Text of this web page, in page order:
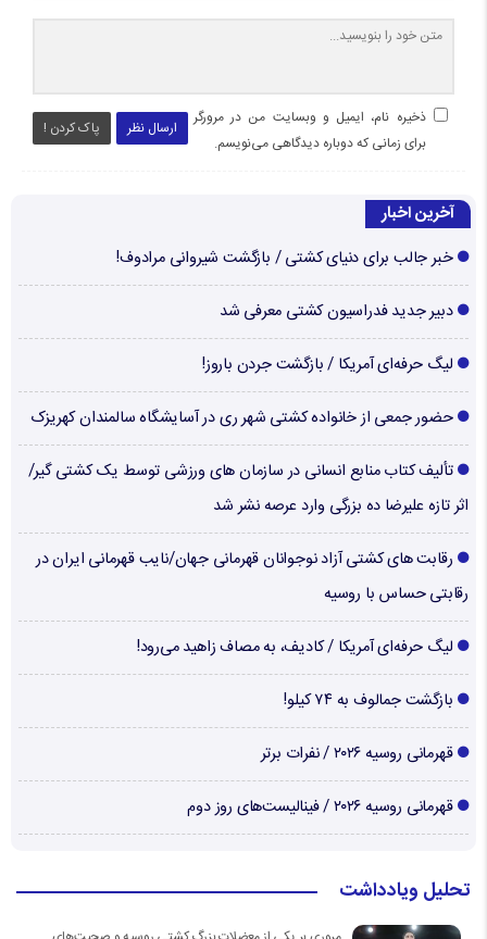
ارسال نظر پاک کردن !
ذخیره نام، ایمیل و وبسایت من در مرورگر
برای زمانی که دوباره دیدگاهی می‌نویسم.
آخرین اخبار
خبر جالب برای دنیای کشتی / بازگشت شیروانی مرادوف!
دبیر جدید فدراسیون کشتی معرفی شد
لیگ حرفه‌ای آمریکا / بازگشت جردن باروز!
حضور جمعی از خانواده کشتی شهر ری در آسایشگاه سالمندان کهریزک
تألیف کتاب منابع انسانی در سازمان های ورزشی توسط یک کشتی گیر/
اثر تازه علیرضا ده بزرگی وارد عرصه نشر شد
رقابت های کشتی آزاد نوجوانان قهرمانی جهان/نایب قهرمانی ایران در
رقابتی حساس با روسیه
لیگ حرفه‌ای آمریکا / کادیف، به مصاف زاهید می‌رود!
بازگشت جمالوف به ۷۴ کیلو!
قهرمانی روسیه ۲۰۲۶ / نفرات برتر
قهرمانی روسیه ۲۰۲۶ / فینالیست‌های روز دوم
تحلیل ویادداشت